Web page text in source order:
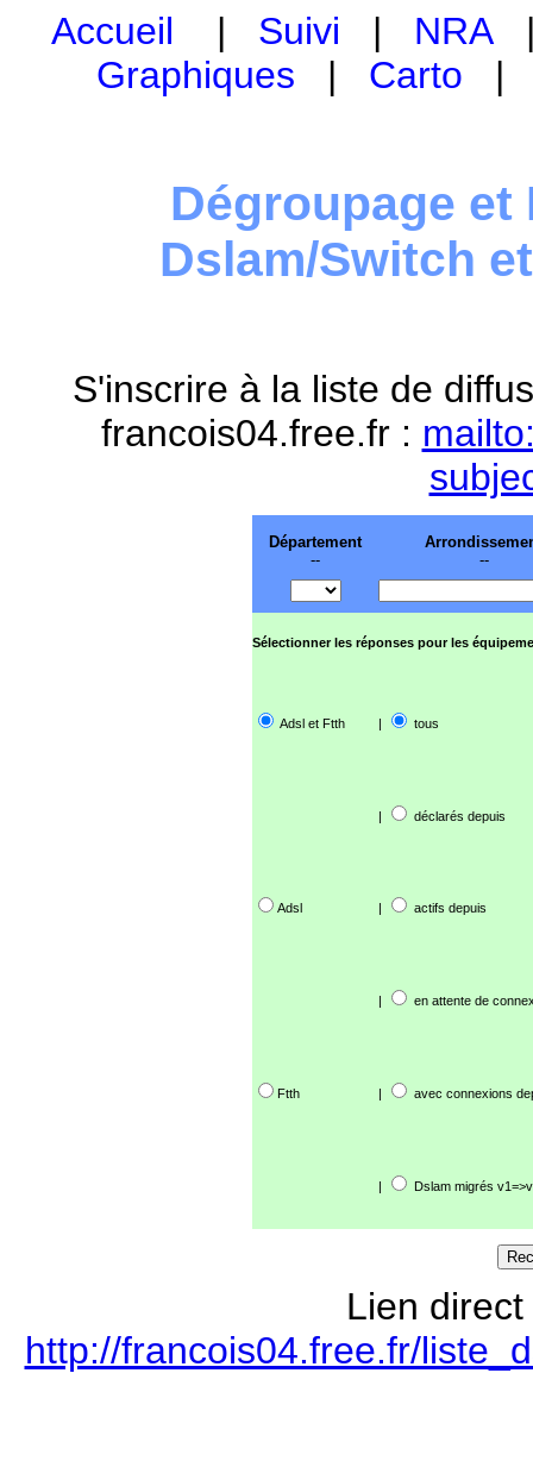
Accueil | Suivi | NRA
Graphiques | Carto
Dégroupage et
Dslam/Switch
S'inscrire à la liste de
francois04.free.fr :
Département
--
--
Sélectionner les réponses pour les
Adsl et Ftth | tous
| déclarés depuis
Adsl | actifs depuis
| en attente de
Ftth | avec connexions
| Dslam migrés
Lien
http://francois04.free.fr/